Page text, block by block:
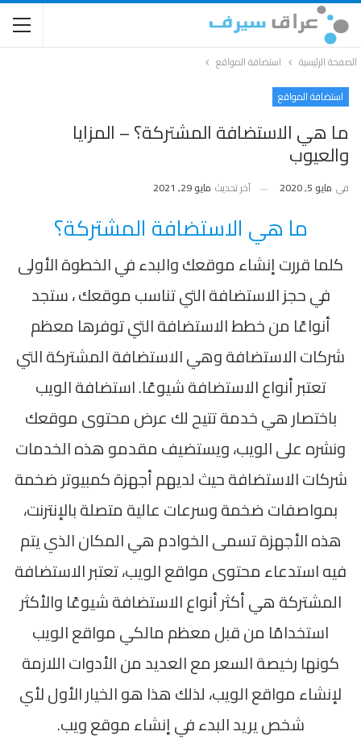
الصفحة الرئيسية
استضافة المواقع
استضافة المواقع
ما هي الاستضافة المشتركة؟ – المزايا
والعيوب
في مايو 5, 2020 آخر تحديث مايو 29, 2021
ما هي الاستضافة المشتركة؟
كلما قررت إنشاء موقعك والبدء في الخطوة الأولى
في حجز الاستضافة التي تناسب موقعك ، ستجد
أنواعًا من خطط الاستضافة التي توفرها معظم
شركات الاستضافة وهي الاستضافة المشتركة التي
تعتبر أنواع الاستضافة شيوعًا. استضافة الويب
باختصار هي خدمة تتيح لك عرض محتوى موقعك
ونشره على الويب، ويستضيف مقدمو هذه الخدمات
شركات الاستضافة حيث لديهم أجهزة كمبيوتر ضخمة
بمواصفات ضخمة وسرعات عالية متصلة بالإنترنت،
هذه الأجهزة تسمى الخوادم هي المكان الذي يتم
فيه استدعاء محتوى مواقع الويب، تعتبر الاستضافة
المشتركة هي أكثر أنواع الاستضافة شيوعًا والأكثر
استخدامًا من قبل معظم مالكي مواقع الويب
كونها رخيصة السعر مع العديد من الأدوات اللازمة
لإنشاء مواقع الويب، لذلك هذا هو الخيار الأول لأي
شخص يريد البدء في إنشاء موقع ويب.